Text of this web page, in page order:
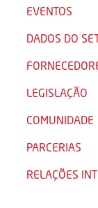
EVENTOS
DADOS DO
LEGISLAÇÃO
COMUNIDADE
PARCERIAS
RELAÇÕES